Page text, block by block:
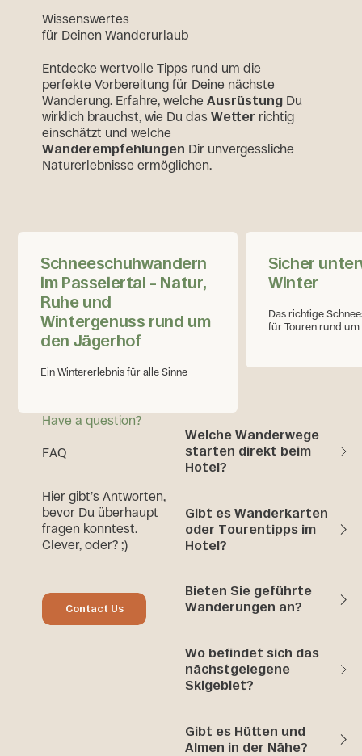
Wissenswertes
für Deinen Wanderurlaub
Entdecke wertvolle Tipps rund um die
perfekte Vorbereitung für Deine nächste
Wanderung. Erfahre, welcheAusrüstung Du
wirklich brauchst, wie Du dasWetter richtig
einschätzt und welche
Wanderempfehlungen Dir unvergessliche
Naturerlebnisse ermöglichen.
Schneeschuhwandern
im Passeiertal – Natur,
Ruhe und
Wintergenuss rund um
den Jägerhof
Ein Wintererlebnis für alle Sinne
Schneeschuhwandern im Passeiertal – Natur, Ruhe und
Sicher
Winter
Das richtige
für Touren rund
Have a question?
FAQ
Hier gibt’s Antworten,
bevor Du überhaupt
fragen konntest.
Clever, oder? ;)
Contact Us
Contact Us
Welche Wanderwege
starten direkt beim
Hotel?
Gibt es Wanderkarten
oder Tourentipps im
Hotel?
Bieten Sie geführte
Wanderungen an?
Wo befindet sich das
nächstgelegene
Skigebiet?
Gibt es Hütten und
Almen in der Nähe?